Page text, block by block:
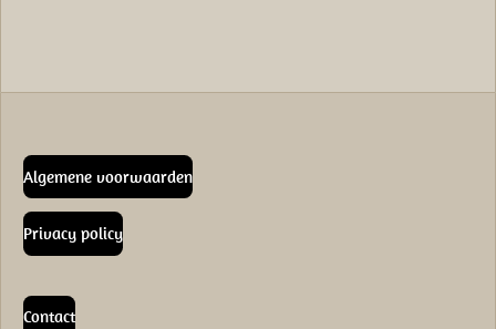
Algemene voorwaarden
Privacy policy
Contact